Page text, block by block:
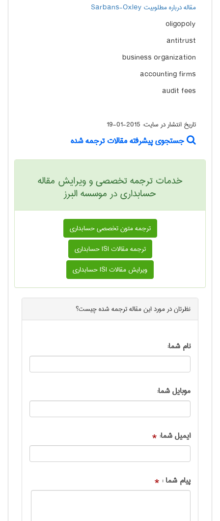
مقاله درباره مطلوبيت Sarbans-Oxley
oligopoly
antitrust
business organization
accounting firms
audit fees
تاریخ انتشار در سایت: 2015-01-19
جستجوی پیشرفته مقالات ترجمه شده
خدمات ترجمه تخصصی و ویرایش مقاله
حسابداری در موسسه البرز
ترجمه متون تخصصی حسابداری
ترجمه مقالات ISI حسابداری
ویرایش مقالات ISI حسابداری
نظرتان در مورد اینمقاله ترجمه شدهچیست؟
نام شما:
موبایل شما:
ایمیل شما: *
پیام شما : *